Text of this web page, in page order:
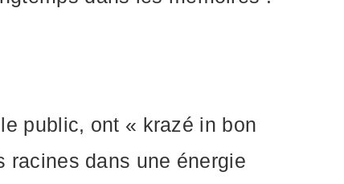
public, ont « krazé in bon
racines dans une énergie